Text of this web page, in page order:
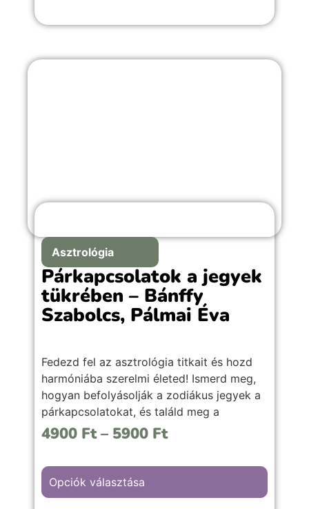
Asztrológia
Párkapcsolatok a jegyek
tükrében – Bánffy
Szabolcs, Pálmai Éva
Fedezd fel az asztrológia titkait és hozd
harmóniába szerelmi életed! Ismerd meg,
hogyan befolyásolják a zodiákus jegyek a
párkapcsolatokat, és találd meg a
boldogság kulcsát.
Tudd meg, hogyan alakulhat a
kapcsolatod, ha te egy határozott Bak
vagy, és a párod egy érzékeny Halak. Vagy
4900 Ft – 5900 Ft
Opciók választása